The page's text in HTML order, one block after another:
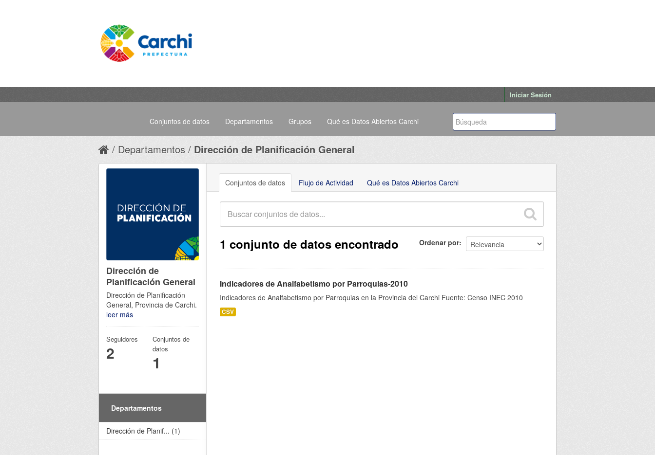
Iniciar Sesión
Conjuntos de datos Departamentos Grupos Qué es Datos Abiertos Carchi
Departamentos Dirección de Planificación General
Conjuntos de datos Flujo de Actividad Qué es Datos Abiertos Carchi
Ordenar por
1 conjunto de datos encontrado
Indicadores de Analfabetismo por Parroquias-2010
Indicadores de Analfabetismo por Parroquias en la Provincia del Carchi Fuente: Censo INEC 2010
CSV
Dirección de
Planificación General
Dirección de Planificación
General, Provincia de Carchi.
leer más
Seguidores
2
Conjuntos de
datos
1
Departamentos
Dirección de Planif... (1)